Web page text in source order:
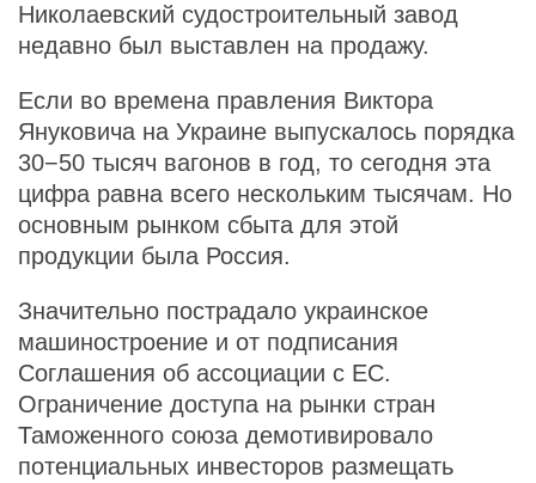
Николаевский судостроительный завод
недавно был выставлен на продажу.
Если во времена правления Виктора
Януковича на Украине выпускалось порядка
30−50 тысяч вагонов в год, то сегодня эта
цифра равна всего нескольким тысячам. Но
основным рынком сбыта для этой
продукции была Россия.
Значительно пострадало украинское
машиностроение и от подписания
Соглашения об ассоциации с ЕС.
Ограничение доступа на рынки стран
Таможенного союза демотивировало
потенциальных инвесторов размещать